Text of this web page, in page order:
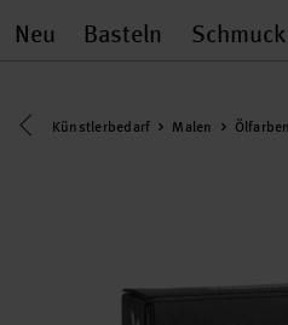
Neu
Neu
Basteln
Basteln
Schmuck
Eine Kategorie zurück
Künstlerbedarf Malen Ölfarben